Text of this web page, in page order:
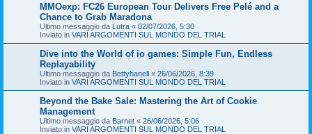
MMOexp: FC26 European Tour Delivers Free Pelé and a
Chance to Grab Maradona
Ultimo messaggio da Lutra « 02/07/2026, 5:30
Inviato in VARI ARGOMENTI SUL MONDO DEL TRIAL
Dive into the World of io games: Simple Fun, Endless
Replayability
Ultimo messaggio da Bettyhanell « 26/06/2026, 8:39
Inviato in VARI ARGOMENTI SUL MONDO DEL TRIAL
Beyond the Bake Sale: Mastering the Art of Cookie
Management
Ultimo messaggio da Barnet « 26/06/2026, 5:06
Inviato in VARI ARGOMENTI SUL MONDO DEL TRIAL